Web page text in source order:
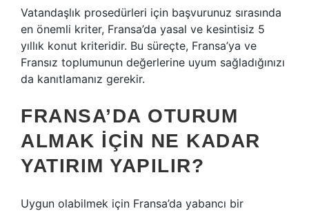
Vatandaşlık prosedürleri için başvurunuz sırasında
en önemli kriter, Fransa’da yasal ve kesintisiz 5
yıllık konut kriteridir. Bu süreçte, Fransa’ya ve
Fransız toplumunun değerlerine uyum sağladığınızı
da kanıtlamanız gerekir.
FRANSA’DA OTURUM
ALMAK IÇIN NE KADAR
YATIRIM YAPILIR?
Uygun olabilmek için Fransa’da yabancı bir